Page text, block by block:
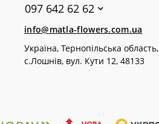
097 642 62 62
info@matla-flowers.com.ua
Україна, Тернопільська область,
с.Лошнів, вул. Кути 12, 48133